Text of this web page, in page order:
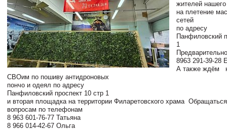
жителей нашего
на плетение
сетей
по адресу
Панфиловский
1
8963 291-39-
А также ждём
СВОим по пошиву антидроновых
пончо и одеял по адресу
Панфиловский проспект 10 стр 1
и вторая площадка на территории Филаретовского храма
вопросам по телефонам
8 963 601-76-77 Татьяна
8 966 014-42-67 Ольга